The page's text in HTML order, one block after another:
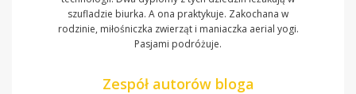
szufladzie biurka. A ona praktykuje. Zakochana w
rodzinie, miłośniczka zwierząt i maniaczka aerial yogi.
Pasjami podróżuje.
Zespół autorów bloga